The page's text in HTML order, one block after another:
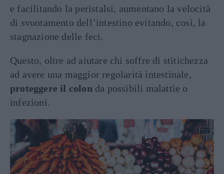
e facilitando la peristalsi, aumentano la velocità
di svuotamento dell’intestino evitando, così, la
stagnazione delle feci.
Questo, oltre ad aiutare chi soffre di stitichezza
ad avere una maggior regolarità intestinale,
proteggere il colon da possibili malattie o
infezioni.